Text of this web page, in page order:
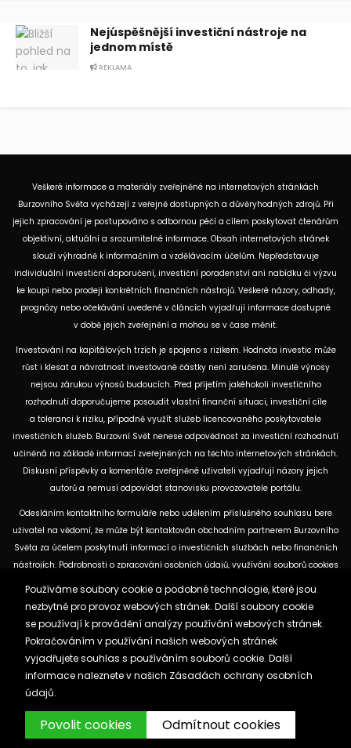
Nejúspěšnější investiční nástroje na
jednom místě
REKLAMA
Veškeré informace a materiály zveřejněné na internetových stránkách
Burzovního Světa vycházejí z veřejně dostupných a důvěryhodných zdrojů. Při
jejich zpracování je postupováno s odbornou péčí a cílem poskytovat čtenářům
objektivní, aktuální a srozumitelné informace. Obsah internetových stránek
slouží výhradně k informačním a vzdělávacím účelům. Nepředstavuje
individuální investiční doporučení, investiční poradenství ani nabídku či výzvu
ke koupi nebo prodeji konkrétních finančních nástrojů. Veškeré názory, odhady,
prognózy nebo očekávání uvedené v článcích vyjadřují informace dostupné
v době jejich zveřejnění a mohou se v čase měnit.
Investování na kapitálových trzích je spojeno s rizikem. Hodnota investic může
růst i klesat a návratnost investované částky není zaručena. Minulé výnosy
nejsou zárukou výnosů budoucích. Před přijetím jakéhokoli investičního
rozhodnutí doporučujeme posoudit vlastní finanční situaci, investiční cíle
a toleranci k riziku, případně využít služeb licencovaného poskytovatele
investičních služeb. Burzovní Svět nenese odpovědnost za investiční rozhodnutí
učiněná na základě informací zveřejněných na těchto internetových stránkách.
Diskusní příspěvky a komentáře zveřejněné uživateli vyjadřují názory jejich
autorů a nemusí odpovídat stanovisku provozovatele portálu.
Odesláním kontaktního formuláře nebo udělením příslušného souhlasu bere
uživatel na vědomí, že může být kontaktován obchodním partnerem Burzovního
Světa za účelem poskytnutí informací o investičních službách nebo finančních
nástrojích. Podrobnosti o zpracování osobních údajů, využívání souborů cookies
dostupných na těchto internetových stránkách. U jednotlivých článků mohou
být uvedeny informace o použitých zdrojích, datu původní analýzy nebo datu,
ke kterému se vztahují uvedené tržní údaje.
Zásady ochrany osobních údajů a cookies
Reklama
Burzovnisvet.cz © 2026
Používáme soubory cookie a podobné technologie, které jsou
nezbytné pro provoz webových stránek. Další soubory cookie
se používají k provádění analýzy používání webových stránek.
Pokračováním v používání našich webových stránek
vyjadřujete souhlas s používáním souborů cookie. Další
informace naleznete v našich Zásadách ochrany osobních
údajů.
Povolit cookies Odmítnout cookies